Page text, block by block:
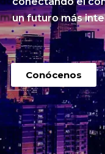
un futuro más
Conócenos